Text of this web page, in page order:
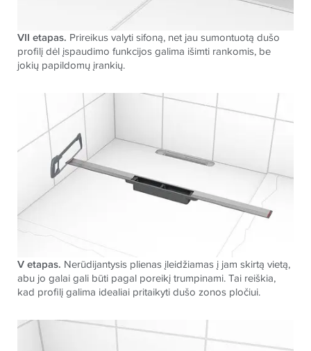
VII etapas. Prireikus valyti sifoną, net jau sumontuotą dušo
profilį dėl įspaudimo funkcijos galima išimti rankomis, be
jokių papildomų įrankių.
V etapas. Nerūdijantysis plienas įleidžiamas į jam skirtą vietą,
abu jo galai gali būti pagal poreikį trumpinami. Tai reiškia,
kad profilį galima idealiai pritaikyti dušo zonos pločiui.